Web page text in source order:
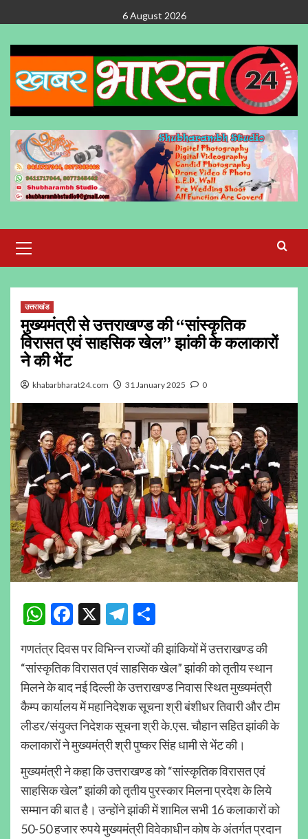
to
content
6 August 2026
Menu
उत्तराखंड
मुख्यमंत्री से उत्तराखण्ड की “सांस्कृतिक
विरासत एवं साहसिक खेल” झांकी के कलाकारों
ने की भेंट
khabarbharat24.com 31 January 2025 0
WhatsApp
Facebook
X Telegram
गणतंत्र दिवस पर विभिन्न राज्यों की झांकियों में उत्तराखण्ड की
“सांस्कृतिक विरासत एवं साहसिक खेल” झांकी को तृतीय स्थान
मिलने के बाद नई दिल्ली के उत्तराखण्ड निवास स्थित मुख्यमंत्री
कैम्प कार्यालय में महानिदेशक सूचना श्री बंशीधर तिवारी और टीम
लीडर/संयुक्त निदेशक सूचना श्री के.एस. चौहान सहित झांकी के
कलाकारों ने मुख्यमंत्री श्री पुष्कर सिंह धामी से भेंट की।
मुख्यमंत्री ने कहा कि उत्तराखण्ड को “सांस्कृतिक विरासत एवं
साहसिक खेल” झांकी को तृतीय पुरस्कार मिलना प्रदेश के लिये
सम्मान की बात है। उन्होंने झांकी में शामिल सभी 16 कलाकारों को
50-50 हजार रुपये मुख्यमंत्री विवेकाधीन कोष के अंतर्गत प्रदान